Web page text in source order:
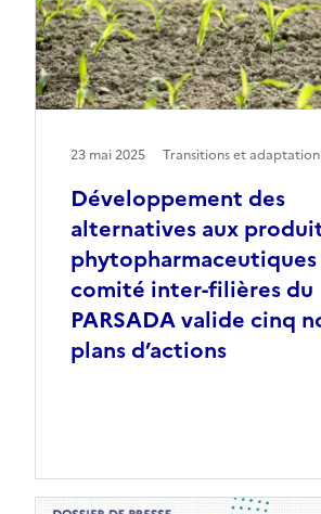
Développement des
alternatives aux
phytopharmaceutiques
comité inter-filières du
PARSADA valide cinq
plans d’actions
23 mai 2025 Transitions et adaptation